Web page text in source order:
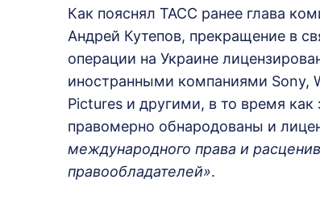
Как пояснял ТАСС ранее глава
Андрей Кутепов, прекращение в
операции на Украине
иностранными компаниями Sony,
Pictures и другими, в то время
правомерно обнародованы и
международного права и
правообладателей».